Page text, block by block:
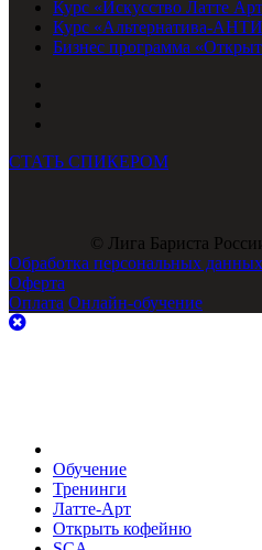
Курс «Искусство Латте
Курс «Альтернатива-
Бизнес программа
СТАТЬ СПИКЕРОМ
© Лига Бариста
Обработка персональных данных
Оферта
Оплата Онлайн-обучение
Обучение
Тренинги
Латте-Арт
Открыть кофейню